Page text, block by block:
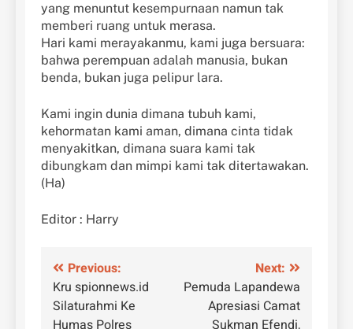
yang menuntut kesempurnaan namun tak
memberi ruang untuk merasa.
Hari kami merayakanmu, kami juga bersuara:
bahwa perempuan adalah manusia, bukan
benda, bukan juga pelipur lara.
Kami ingin dunia dimana tubuh kami,
kehormatan kami aman, dimana cinta tidak
menyakitkan, dimana suara kami tak
dibungkam dan mimpi kami tak ditertawakan.
(Ha)
Editor : Harry
Navigasi
pos
Previous:
Kru spionnews.id
Silaturahmi Ke
Next:
Pemuda Lapandewa
Apresiasi Camat